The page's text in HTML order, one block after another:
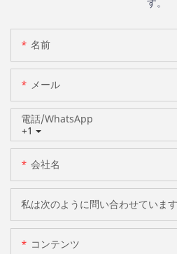
名前
メール
+1
電話/WhatsApp
会社名
私は次のように問い合わせていま
コンテンツ